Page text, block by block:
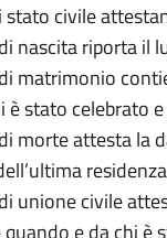
stato civile
nascita riporta il
matrimonio
è stato celebrato
morte attesta la
unione civile
e da chi è